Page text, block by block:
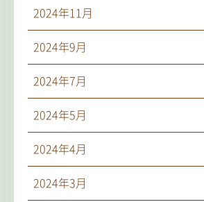
2024年11月
2024年9月
2024年7月
2024年5月
2024年4月
2024年3月